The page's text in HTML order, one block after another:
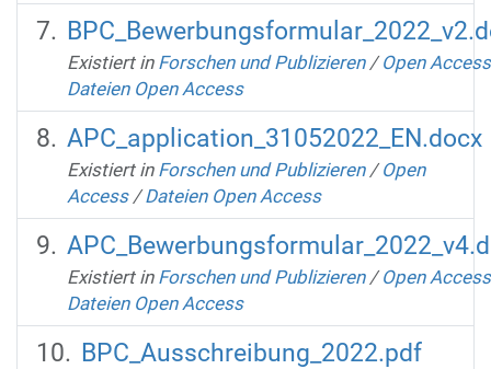
Existiert in Forschen und Publizieren /Open Access
Dateien Open Access
APC_application_31052022_EN.docx
Existiert in Forschen und Publizieren /Open
Access /Dateien Open Access
Existiert in Forschen und Publizieren /Open Access
Dateien Open Access
BPC_Ausschreibung_2022.pdf